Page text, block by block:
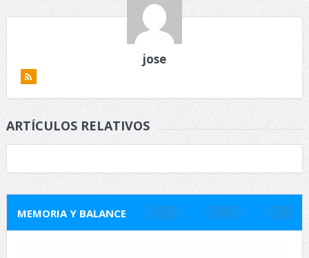
jose
ARTÍCULOS RELATIVOS
MEMORIA Y BALANCE